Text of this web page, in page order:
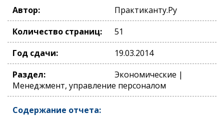
Автор:
Практиканту.Ру
Количество страниц:
51
Год сдачи:
19.03.2014
Раздел:
Экономические |
Менеджмент, управление персоналом
Содержание отчета: